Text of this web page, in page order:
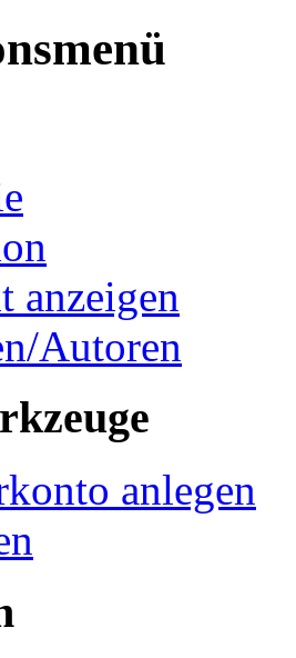
anzeigen
Autoren
anlegen